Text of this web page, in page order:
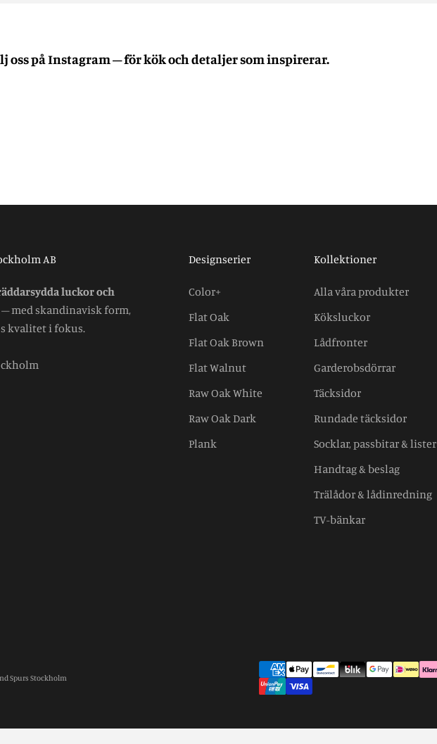
oss på Instagram – för kök och detaljer som inspirerar.
AB
luckor och
med skandinavisk form,
kvalitet i fokus.
Designserier
Color+
Flat Oak
Flat Oak Brown
Flat Walnut
Raw Oak White
Raw Oak Dark
Plank
Kollektioner
Alla våra produkter
Köksluckor
Lådfronter
Garderobsdörrar
Täcksidor
Rundade täcksidor
Socklar, passbitar & lister
Handtag & beslag
Trälådor & lådinredning
TV-bänkar
Spurs Stockholm